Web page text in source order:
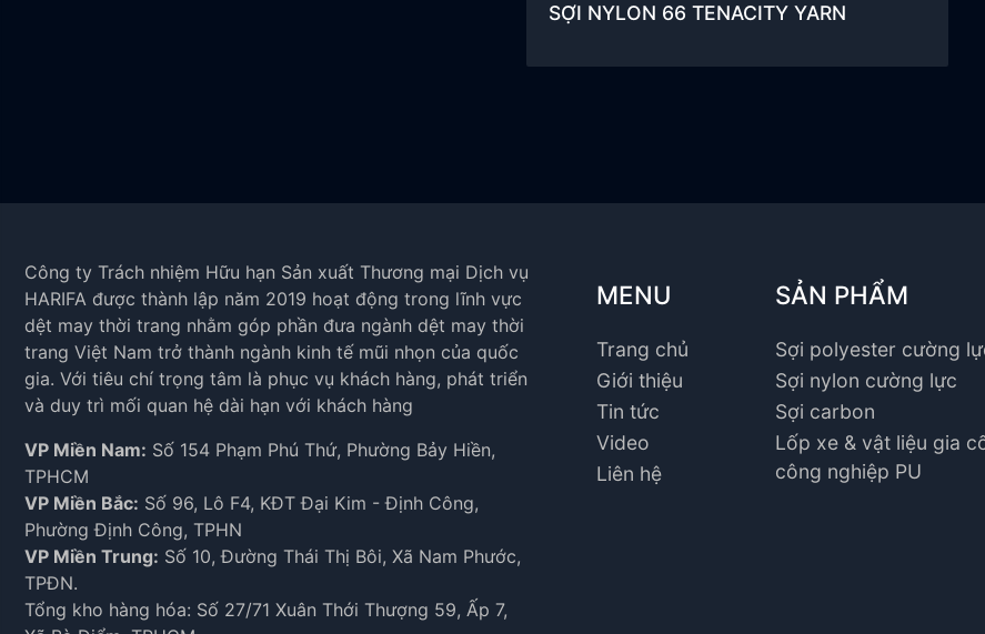
SỢI NYLON 66 TENACITY YARN
Công ty Trách nhiệm Hữu hạn Sản xuất Thương mại Dịch vụ
HARIFA được thành lập năm 2019 hoạt động trong lĩnh vực
dệt may thời trang nhằm góp phần đưa ngành dệt may thời
trang Việt Nam trở thành ngành kinh tế mũi nhọn của quốc
gia. Với tiêu chí trọng tâm là phục vụ khách hàng, phát triển
và duy trì mối quan hệ dài hạn với khách hàng
VP Miền Nam: Số 154 Phạm Phú Thứ, Phường Bảy Hiền,
TPHCM
VP Miền Bắc: Số 96, Lô F4, KĐT Đại Kim - Định Công,
Phường Định Công, TPHN
VP Miền Trung: Số 10, Đường Thái Thị Bôi, Xã Nam Phước,
TPĐN.
Tổng kho hàng hóa: Số 27/71 Xuân Thới Thượng 59, Ấp 7,
MENU
Trang chủ
Giới thiệu
Tin tức
Video
Liên hệ
SẢN PHẨM
Sợi polyester cường
Sợi nylon cường lực
Sợi carbon
Lốp xe & vật liệu gia
công nghiệp PU